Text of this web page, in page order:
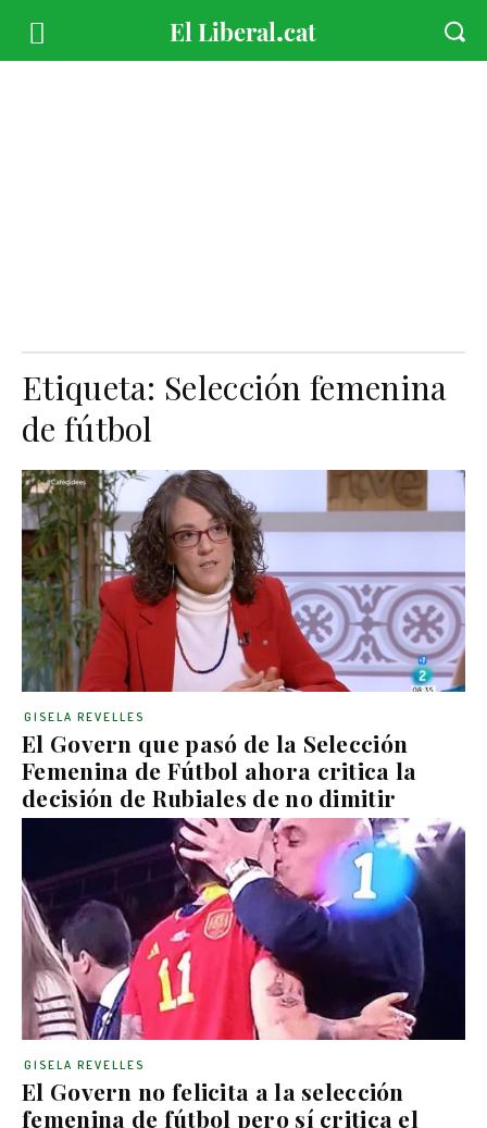
Etiqueta: Selección femenina
de fútbol
El Govern que pasó de la Selección
Femenina de Fútbol ahora critica la
decisión de Rubiales de no dimitir
GISELA REVELLES
El Govern no felicita a la selección
femenina de fútbol pero sí critica el
GISELA REVELLES